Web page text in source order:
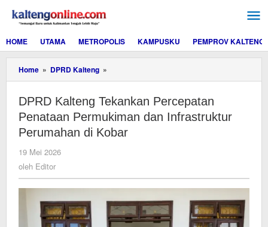
konten
HOME
UTAMA METROPOLIS KAMPUSKU PEMPROV KALTENG
Home » DPRD Kalteng »
Kalteng
Percepatan
Penataan
Permukiman
dan
Kobar
DPRD Kalteng Tekankan Percepatan
Penataan Permukiman dan Infrastruktur
Perumahan di Kobar
19 Mei 2026
oleh Editor